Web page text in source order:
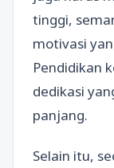
tinggi,
motivasi
Pendidikan
dedikasi
panjang.
Selain itu,